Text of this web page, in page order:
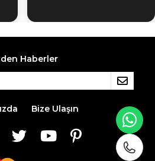
Haberler
Bize Ulaşın